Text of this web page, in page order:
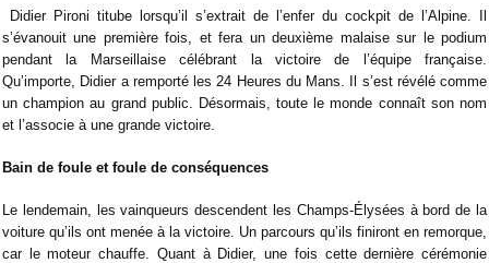
Didier Pironi titube lorsqu’il s’extrait de l’enfer du cockpit de l’Alpine. Il
s’évanouit une première fois, et fera un deuxième malaise sur le podium
pendant la Marseillaise célébrant la victoire de l’équipe française.
Qu’importe, Didier a remporté les 24 Heures du Mans. Il s’est révélé comme
un champion au grand public. Désormais, toute le monde connaît son nom
et l’associe à une grande victoire.
Bain de foule et foule de conséquences
Le lendemain, les vainqueurs descendent les Champs-Élysées à bord de la
voiture qu’ils ont menée à la victoire. Un parcours qu’ils finiront en remorque,
car le moteur chauffe. Quant à Didier, une fois cette dernière cérémonie